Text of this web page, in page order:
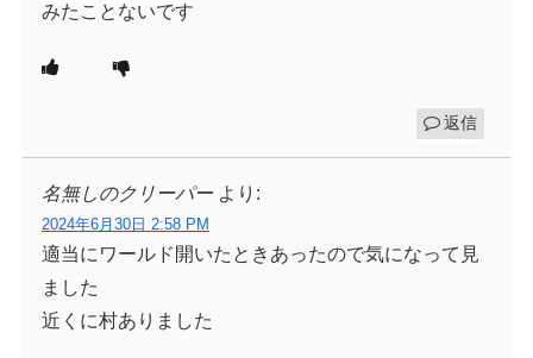
みたことないです
返信
名無しのクリーパー より:
2024年6月30日 2:58 PM
適当にワールド開いたときあったので気になって見
ました
近くに村ありました